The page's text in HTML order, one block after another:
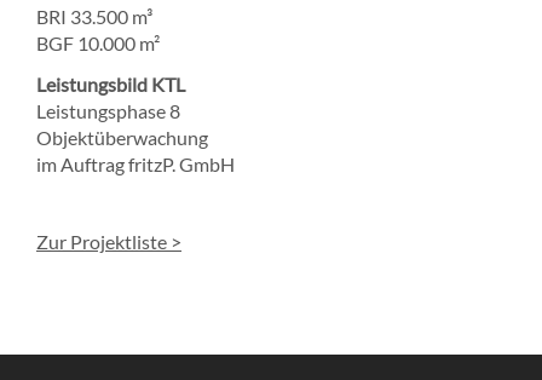
BRI 33.500 m³
BGF 10.000 m²
Leistungsbild KTL
Leistungsphase 8
Objektüberwachung
im Auftrag fritzP. GmbH
Zur Projektliste >